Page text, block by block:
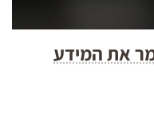
את המידע